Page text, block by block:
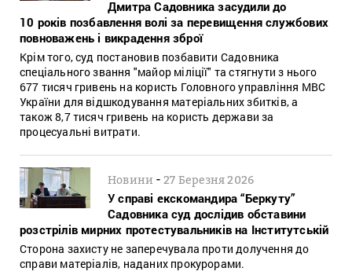
Дмитра Садовника засудили до
10 років позбавлення волі за перевищення службових
повноважень і викрадення зброї
Крім того, суд постановив позбавити Садовника
спеціального звання "майор міліції" та стягнути з нього
677 тисяч гривень на користь Головного управління МВС
України для відшкодування матеріальних збитків, а
також 8,7 тисяч гривень на користь держави за
процесуальні витрати.
Новини -27 Березня 2026
У справі екскомандира “Беркуту”
Садовника суд дослідив обставини
розстрілів мирних протестувальників на Інститутській
Сторона захисту не заперечувала проти долучення до
справи матеріалів, наданих прокурорами.